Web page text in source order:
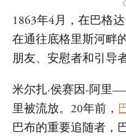
1863年4月，在巴格
在通往底格里斯河畔
朋友、安慰者和引导者
米尔扎·侯赛因-阿
里被流放。20年前，
巴布的重要追随者，